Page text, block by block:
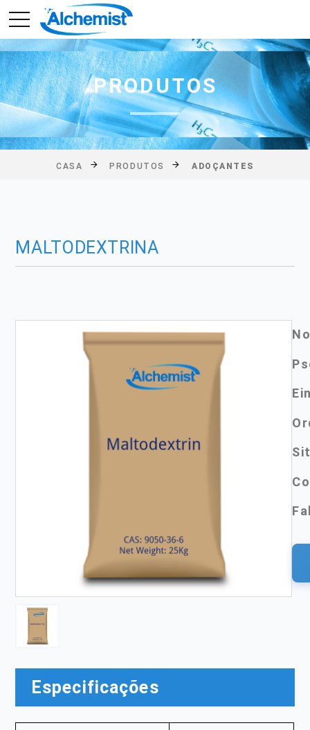
PRODUTOS
CASA PRODUTOS ADOÇANTES
MALTODEXTRINA
Especificações